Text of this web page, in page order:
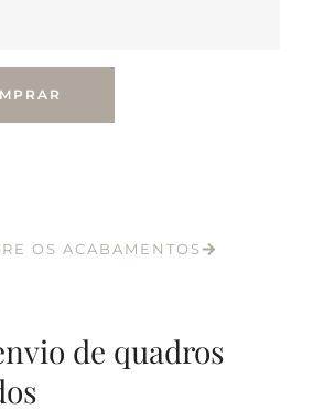
OS ACABAMENTOS
de quadros